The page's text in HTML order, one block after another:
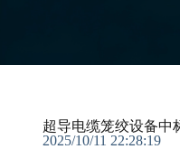
超导电缆笼绞设备中
2025/10/11 22:28:19